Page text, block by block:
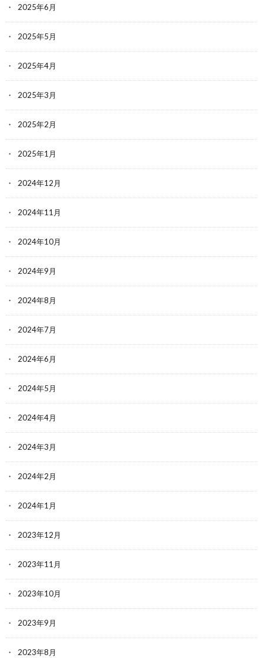
2025年6月
2025年5月
2025年4月
2025年3月
2025年2月
2025年1月
2024年12月
2024年11月
2024年10月
2024年9月
2024年8月
2024年7月
2024年6月
2024年5月
2024年4月
2024年3月
2024年2月
2024年1月
2023年12月
2023年11月
2023年10月
2023年9月
2023年8月